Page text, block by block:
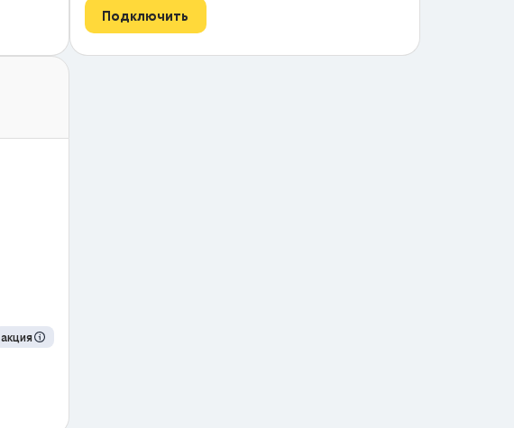
Подключить
акция